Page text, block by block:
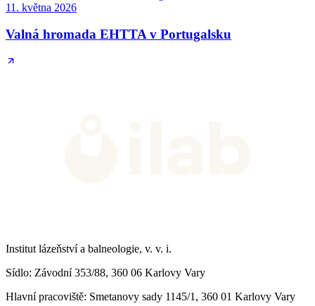
11. května 2026
Valná hromada EHTTA v Portugalsku
Institut lázeňství a balneologie, v. v. i.
Sídlo: Závodní 353/88, 360 06 Karlovy Vary
Hlavní pracoviště: Smetanovy sady 1145/1, 360 01 Karlovy Vary